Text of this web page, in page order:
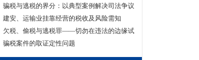
家安全部、司法部印发《关于适用认罪认罚从
宽制度的指导意见》的通知
骗税与逃税的界分：以典型案例解决司法争议
建安、运输业挂靠经营的税收及风险需知
欠税、偷税与逃税罪——切勿在违法的边缘试
探
骗税案件的取证定性问题